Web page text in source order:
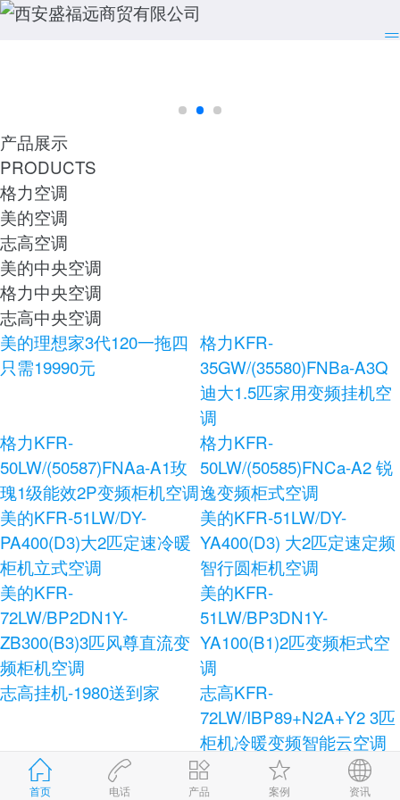
首页 电话 产品 案例 资讯
产品展示
PRODUCTS
格力空调
美的空调
志高空调
美的中央空调
格力中央空调
志高中央空调
美的理想家3代120一拖四
只需19990元
格力KFR-
35GW/(35580)FNBa-A3Q
迪大1.5匹家用变频挂机空
调
格力KFR-
50LW/(50587)FNAa-A1玫
瑰1级能效2P变频柜机空调
格力KFR-
50LW/(50585)FNCa-A2 锐
逸变频柜式空调
美的KFR-51LW/DY-
PA400(D3)大2匹定速冷暖
柜机立式空调
美的KFR-51LW/DY-
YA400(D3) 大2匹定速定频
智行圆柜机空调
美的KFR-
72LW/BP2DN1Y-
ZB300(B3)3匹风尊直流变
频柜机空调
美的KFR-
51LW/BP3DN1Y-
YA100(B1)2匹变频柜式空
调
志高挂机-1980送到家
志高KFR-
72LW/IBP89+N2A+Y2 3匹
柜机冷暖变频智能云空调
志高KFR-120LW/E41+N3
柜式空调
志高KFR-72LW/AS36+N3
健康宝独立除湿柜式空调